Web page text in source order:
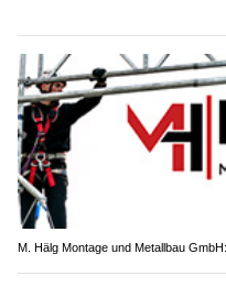
M. Hälg Montage und Metallbau